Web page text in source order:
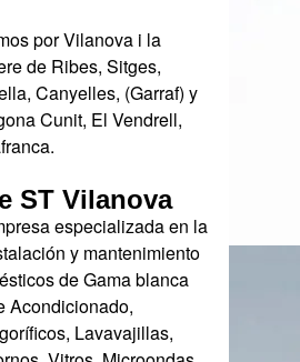
por Vilanova i la
de Ribes, Sitges,
Canyelles, (Garraf) y
Cunit, El Vendrell,
ST Vilanova
especializada en la
y mantenimiento
de Gama blanca
Acondicionado,
Lavavajillas,